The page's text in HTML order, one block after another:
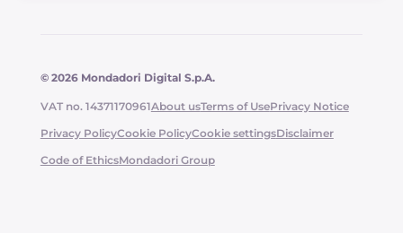
© 2026 Mondadori Digital S.p.A.
VAT no. 14371170961About usTerms of UsePrivacy Notice
Privacy PolicyCookie PolicyCookie settingsDisclaimer
Code of EthicsMondadori Group